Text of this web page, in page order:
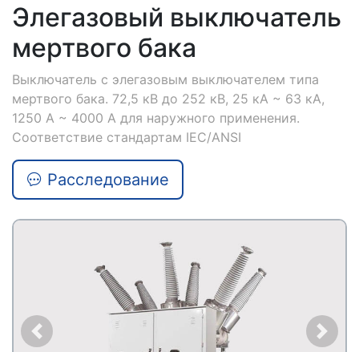
Элегазовый выключатель
мертвого бака
Выключатель с элегазовым выключателем типа
мертвого бака. 72,5 кВ до 252 кВ, 25 кА ~ 63 кА,
1250 А ~ 4000 А для наружного применения.
Соответствие стандартам IEC/ANSI
Расследование